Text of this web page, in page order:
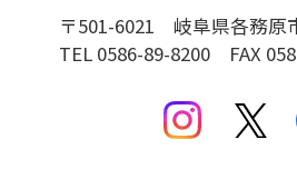
〒501-6021 岐阜県各務原
TEL 0586-89-8200 FAX